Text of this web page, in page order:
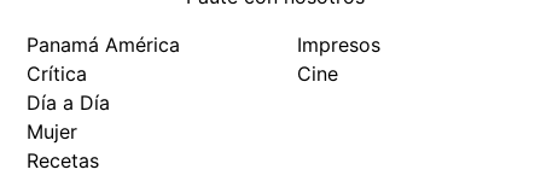
Panamá América
Crítica
Día a Día
Mujer
Recetas
Impresos
Cine